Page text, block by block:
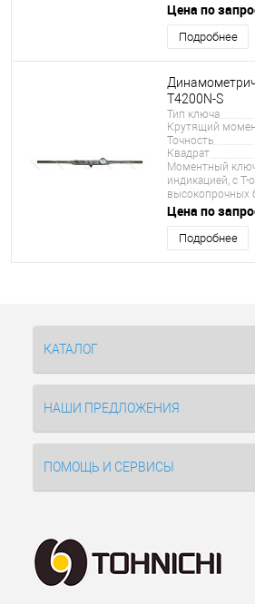
Цена по
Подробнее
T4200N-S
Тип ключа
Крутящий
Точность
Квадрат
Моментный
индикацией, с Т-
высокопрочных
Цена по
Подробнее
КАТАЛОГ
НАШИ ПРЕДЛОЖЕНИЯ
ПОМОЩЬ И СЕРВИСЫ